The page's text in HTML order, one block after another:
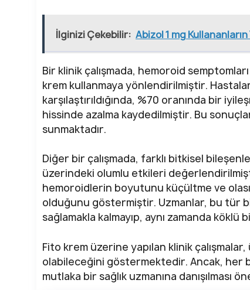
İlginizi Çekebilir: Abizol 1 mg
Bir klinik çalışmada, hemoroid
krem kullanmaya yönlendirilmiştir.
karşılaştırıldığında, %70 oranında bir
hissinde azalma kaydedilmiştir. Bu
sunmaktadır.
Diğer bir çalışmada, farklı bitkisel
üzerindeki olumlu etkileri
hemoroidlerin boyutunu küçültme ve
olduğunu göstermiştir. Uzmanlar, bu tür
sağlamakla kalmayıp, aynı zamanda
Fito krem üzerine yapılan klinik
olabileceğini göstermektedir. Ancak, her
mutlaka bir sağlık uzmanına danışılması